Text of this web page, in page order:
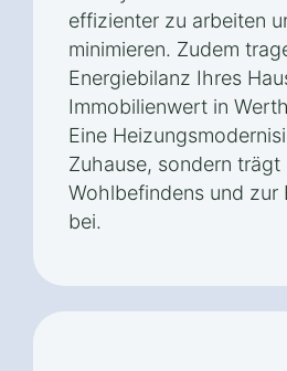
effizienter zu arbeiten
minimieren. Zudem
Energiebilanz Ihres
Immobilienwert in
Eine
Zuhause, sondern
Wohlbefindens und zur
bei.